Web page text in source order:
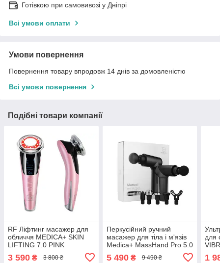
Готівкою при самовивозі у Дніпрі
Всі умови оплати
Умови повернення
Повернення товару впродовж 14 днів за домовленістю
Всі умови повернення
Подібні товари компанії
RF Ліфтинг масажер для
обличчя MEDICA+ SKIN
LIFTING 7.0 PINK
(EMS+LED) гарантія 1 рік
3 590 ₴ 3 800 ₴
Перкусійний ручний
масажер для тіла і м'язів
Medica+ MassHand Pro 5.0
5 490₴ 9 490 ₴
для
1